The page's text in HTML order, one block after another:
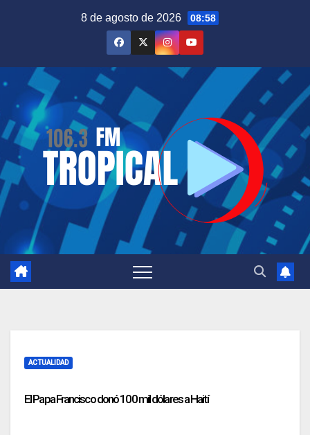
8 de agosto de 2026 08:58
ACTUALIDAD
El Papa Francisco donó 100 mil dólares a Haití